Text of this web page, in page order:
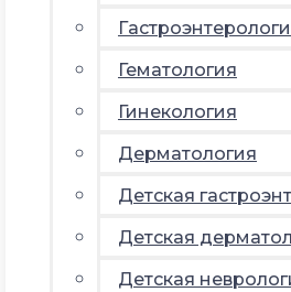
Гематология
Гинекология
Дерматология
Детская
Детская
Детская